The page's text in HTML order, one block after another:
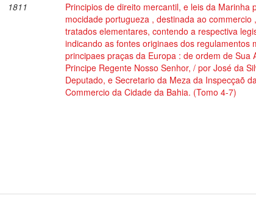
1811
Principios de direito mercantil, e leis da Marinha
mocidade portugueza , destinada ao commercio
tratados elementares, contendo a respectiva
indicando as fontes originaes dos regulamentos
principaes praças da Europa : de ordem de Sua
Principe Regente Nosso Senhor, / por José da
Deputado, e Secretario da Meza da Inspecçaõ
Commercio da Cidade da Bahia. (Tomo 4-7)